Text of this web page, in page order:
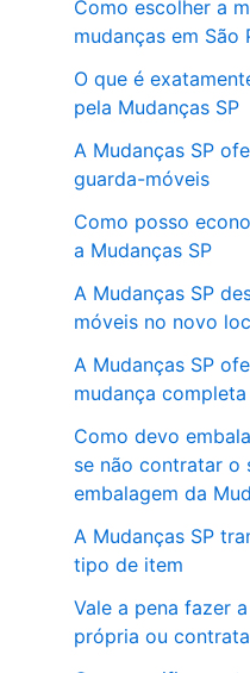
Como escolher a
mudanças em São
O que é
pela Mudanças SP
A Mudanças SP
guarda-móveis
Como posso
a Mudanças SP
A Mudanças SP
móveis no novo
A Mudanças SP
mudança
Como devo
se não contratar o
embalagem da
A Mudanças SP
tipo de item
Vale a pena fazer
própria ou